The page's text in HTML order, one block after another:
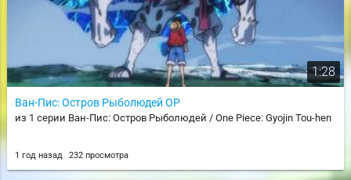
1:28
Ван-Пис: Остров Рыболюдей OP
из 1 серии Ван-Пис: Остров Рыболюдей / One Piece: Gyojin Tou-hen
1 год назад 232 просмотра